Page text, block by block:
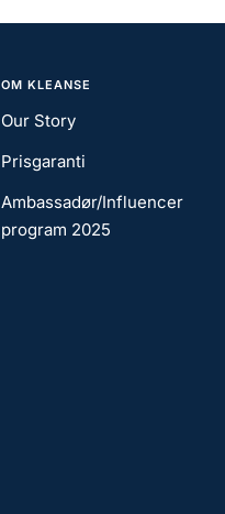
OM KLEANSE
Our Story
Prisgaranti
Ambassadør/Influencer
program 2025